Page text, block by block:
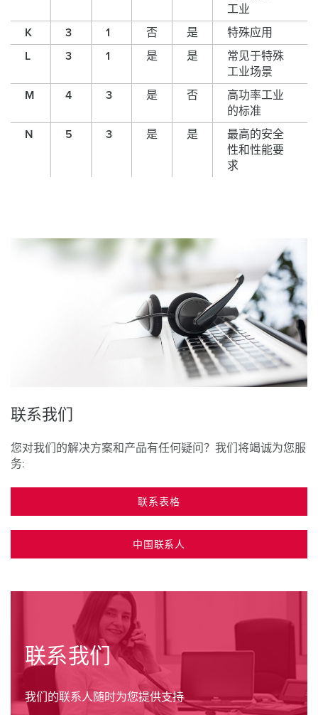
工业
K 3 1 否 是 特殊应用
L 3 1 是 是
常见于特殊
工业场景
M 4 3 是 否
高功率工业
的标准
N 5 3 是 是
最高的安全
性和性能要
求
联系我们
您对我们的解决方案和产品有任何疑问？我们将竭诚为您服
务:
联系表格
中国联系人
联系我们
我们的联系人随时为您提供支持